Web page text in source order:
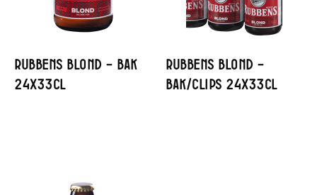
Rubbens Blond – Bak
24x33cl
Rubbens Blond –
Bak/Clips 24x33cl